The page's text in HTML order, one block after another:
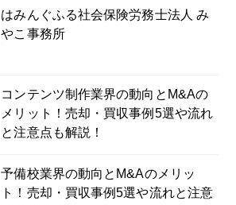
はみんぐふる社会保険労務士法人 み
やこ事務所
コンテンツ制作業界の動向とM&Aの
メリット！売却・買収事例5選や流れ
と注意点も解説！
予備校業界の動向とM&Aのメリッ
ト！売却・買収事例5選や流れと注意